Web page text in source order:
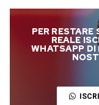
PER
REALE
WHATSAPP DI